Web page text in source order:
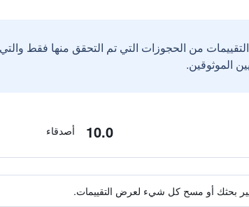
من الحجوزات التي تم التحقق منها فقط
10.0 أصدقاء
بحثك أو مسح كل شيء لعرض التقييمات.